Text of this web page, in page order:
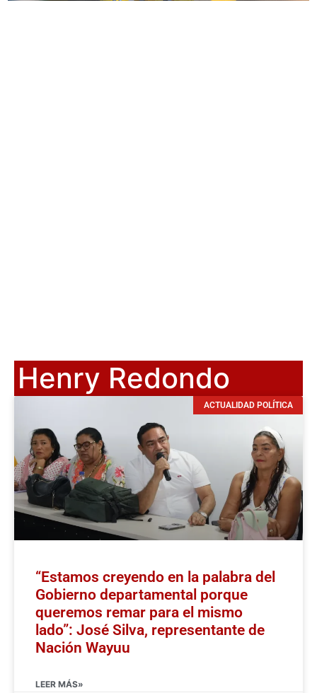
Henry Redondo
ACTUALIDAD POLÍTICA
“Estamos creyendo en la palabra del
Gobierno departamental porque
queremos remar para el mismo
lado”: José Silva, representante de
Nación Wayuu
LEER MÁS»